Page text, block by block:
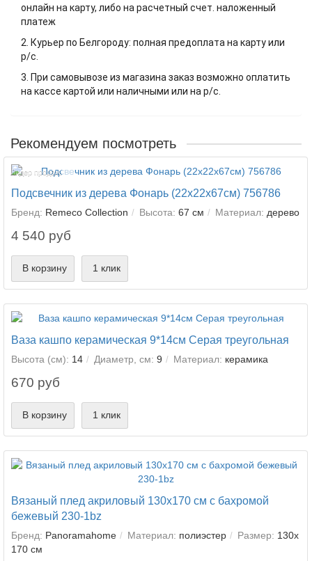
онлайн на карту, либо на расчетный счет. наложенный
платеж
2. Курьер по Белгороду: полная предоплата на карту или
р/с.
3. При самовывозе из магазина заказ возможно оплатить
на кассе картой или наличными или на р/с.
Рекомендуем посмотреть
Лидер продаж!
Подсвечник из дерева Фонарь (22х22х67см) 756786
Бренд: Remeco Collection Высота: 67 см Материал: дерево
4 540 руб
В корзину 1 клик
Ваза кашпо керамическая 9*14см Серая треугольная
Высота (см): 14 Диаметр, см: 9 Материал: керамика
670 руб
В корзину 1 клик
Вязаный плед акриловый 130х170 см с бахромой
бежевый 230-1bz
Бренд: Panoramahome Материал: полиэстер Размер: 130х
170 см